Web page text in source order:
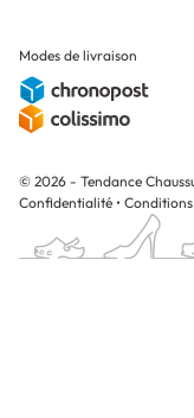
Modes de livraison
© 2026 - Tendance
Confidentialité •